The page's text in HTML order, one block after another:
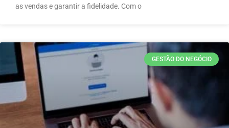
as vendas e garantir a fidelidade. Com o
GESTÃO DO NEGÓCIO